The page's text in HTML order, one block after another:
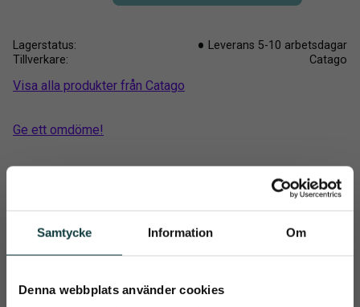
Samtycke Information Om
Denna webbplats använder cookies
Lagerstatus
Leverans 5-10 arbetsdagar
Tillverkare
Catago
Visa alla produkter från Catago
Ge ett omdöme!
Anatomisk nackdel och rundsydd över nosryggen.
Relaterade produkter